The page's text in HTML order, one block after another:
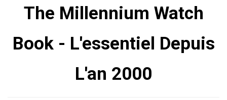
The Millennium Watch
Book - L'essentiel Depuis
L'an 2000